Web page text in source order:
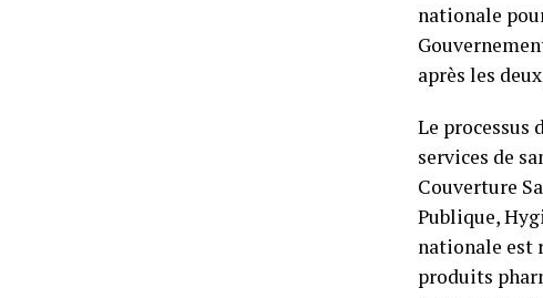
nationale
après les
Le
services de
Couverture
Publique,
nationale est
produits